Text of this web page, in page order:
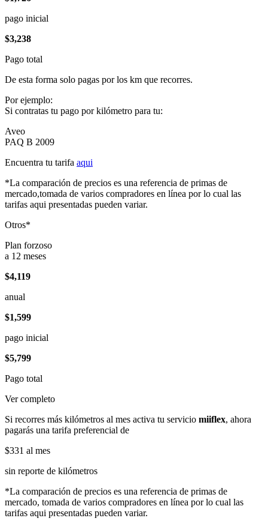
pago inicial
$3,238
Pago total
De esta forma solo pagas por los km que recorres.
Por ejemplo:
Si contratas tu pago por kilómetro para tu:
Aveo
PAQ B 2009
Encuentra tu tarifa aqui
*La comparación de precios es una referencia de primas de
mercado,tomada de varios compradores en línea por lo cual las
tarifas aqui presentadas pueden variar.
Otros*
Plan forzoso
a 12 meses
$4,119
anual
$1,599
pago inicial
$5,799
Pago total
Ver completo
Si recorres más kilómetros al mes activa tu servicio miiflex, ahora
pagarás una tarifa preferencial de
$331 al mes
sin reporte de kilómetros
*La comparación de precios es una referencia de primas de
mercado, tomada de varios compradores en línea por lo cual las
tarifas aqui presentadas pueden variar.